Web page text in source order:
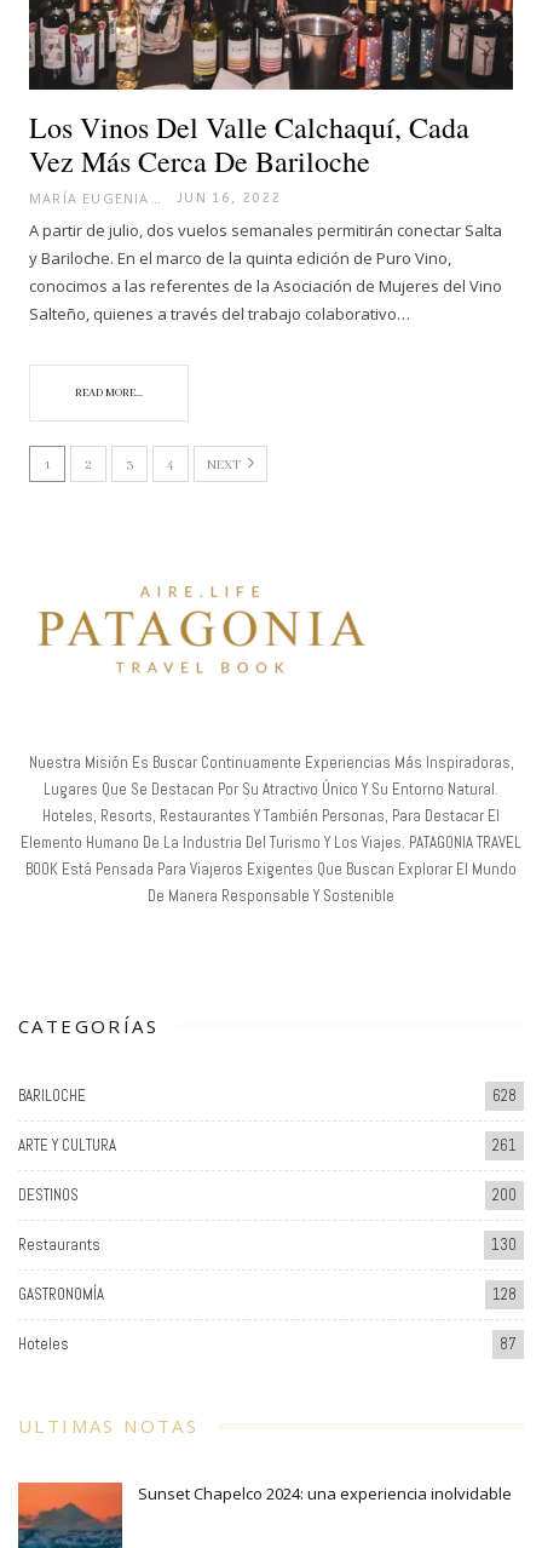
Los Vinos Del Valle Calchaquí, Cada
Vez Más Cerca De Bariloche
JUN 16, 2022
A partir de julio, dos vuelos semanales permitirán conectar Salta
y Bariloche. En el marco de la quinta edición de Puro Vino,
conocimos a las referentes de la Asociación de Mujeres del Vino
Salteño, quienes a través del trabajo colaborativo…
READ MORE...
1 2 3 4 NEXT
Nuestra Misión Es Buscar Continuamente Experiencias Más Inspiradoras,
Lugares Que Se Destacan Por Su Atractivo Único Y Su Entorno Natural.
Hoteles, Resorts, Restaurantes Y También Personas, Para Destacar El
Elemento Humano De La Industria Del Turismo Y Los Viajes. PATAGONIA TRAVEL
BOOK Está Pensada Para Viajeros Exigentes Que Buscan Explorar El Mundo
De Manera Responsable Y Sostenible
CATEGORÍAS
BARILOCHE 628
ARTE Y CULTURA 261
DESTINOS 200
Restaurants 130
GASTRONOMÍA 128
Hoteles 87
ULTIMAS NOTAS
Sunset Chapelco 2024: una experiencia inolvidable